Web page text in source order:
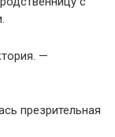
—
презрительная